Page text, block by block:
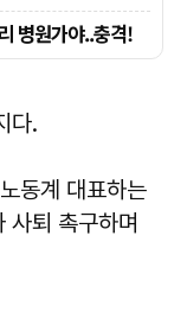
다.
동계 대표하는
사퇴 촉구하며